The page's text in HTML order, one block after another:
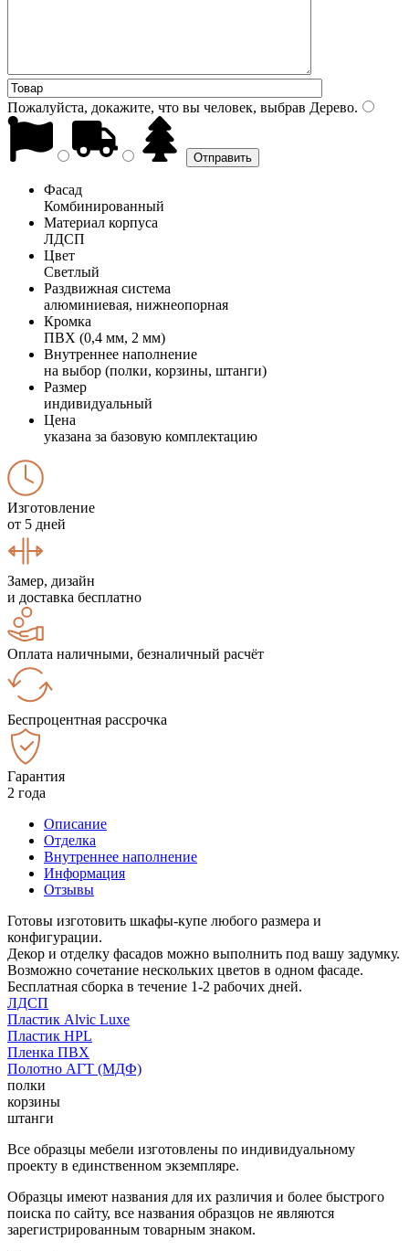
Пожалуйста, докажите, что вы человек, выбрав Дерево.
Фасад
Комбинированный
Материал корпуса
ЛДСП
Цвет
Светлый
Раздвижная система
алюминиевая, нижнеопорная
Кромка
ПВХ (0,4 мм, 2 мм)
Внутреннее наполнение
на выбор (полки, корзины, штанги)
Размер
индивидуальный
Цена
указана за базовую комплектацию
Изготовление
от 5 дней
Замер, дизайн
и доставка бесплатно
Оплата наличными, безналичный расчёт
Беспроцентная рассрочка
Гарантия
2 года
Описание
Отделка
Внутреннее наполнение
Информация
Отзывы
Готовы изготовить шкафы-купе любого размера и
конфигурации.
Декор и отделку фасадов можно выполнить под вашу задумку.
Возможно сочетание нескольких цветов в одном фасаде.
Бесплатная сборка в течение 1-2 рабочих дней.
ЛДСП
Пластик Alvic Luxe
Пластик HPL
Пленка ПВХ
Полотно АГТ (МДФ)
полки
корзины
штанги
Все образцы мебели изготовлены по индивидуальному
проекту в единственном экземпляре.
Образцы имеют названия для их различия и более быстрого
поиска по сайту, все названия образцов не являются
зарегистрированным товарным знаком.